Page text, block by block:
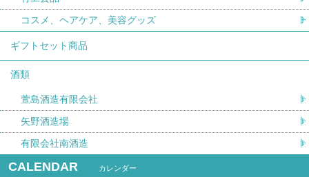
コスメ、ヘアケア、美容グッズ
ギフトセット商品
酒類
萱島酒造有限会社
矢野酒造場
有限会社南酒造
CALENDAR カレンダー